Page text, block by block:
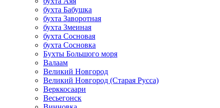
бухта Бабушка
бухта Заворотная
бухта Змеиная
бухта Сосновая
бухта Сосновка
Бухты Большого моря
Валаам
Великий Новгород
Великий Новгород (Старая Русса)
Верккосаари
Весьегонск